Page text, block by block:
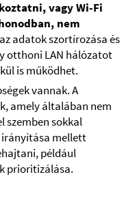
vagy Wi-Fi
nem
adatok szortírozása és
otthoni LAN hálózatot
is működhet.
vannak. A
amely általában nem
szemben sokkal
irányítása mellett
például
prioritizálása.